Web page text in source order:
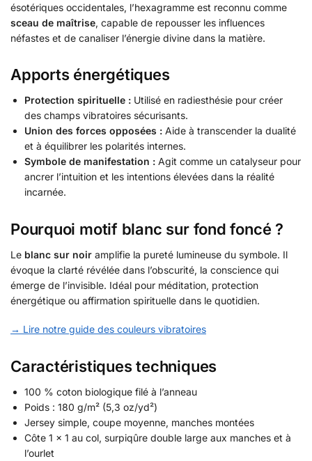
ésotériques occidentales, l’hexagramme est reconnu comme
sceau de maîtrise, capable de repousser les influences
néfastes et de canaliser l’énergie divine dans la matière.
Apports énergétiques
Protection spirituelle : Utilisé en radiesthésie pour créer
des champs vibratoires sécurisants.
Union des forces opposées : Aide à transcender la dualité
et à équilibrer les polarités internes.
Symbole de manifestation : Agit comme un catalyseur pour
ancrer l’intuition et les intentions élevées dans la réalité
incarnée.
Pourquoi motif blanc sur fond foncé ?
Le blanc sur noir amplifie la pureté lumineuse du symbole. Il
évoque la clarté révélée dans l’obscurité, la conscience qui
émerge de l’invisible. Idéal pour méditation, protection
énergétique ou affirmation spirituelle dans le quotidien.
→ Lire notre guide des couleurs vibratoires
Caractéristiques techniques
100 % coton biologique filé à l’anneau
Poids : 180 g/m² (5,3 oz/yd²)
Jersey simple, coupe moyenne, manches montées
Côte 1 × 1 au col, surpiqûre double large aux manches et à
l’ourlet